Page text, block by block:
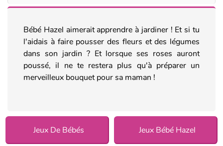
Bébé Hazel aimerait apprendre à jardiner ! Et si tu
l'aidais à faire pousser des fleurs et des légumes
dans son jardin ? Et lorsque ses roses auront
poussé, il ne te restera plus qu'à préparer un
merveilleux bouquet pour sa maman !
Jeux De Bébés Jeux Bébé Hazel